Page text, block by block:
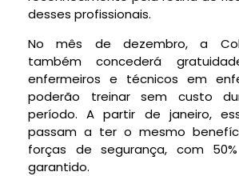
desses profissionais.
No mês de dezembro, a
também concederá
enfermeiros e técnicos em
poderão treinar sem custo
período. A partir de janeiro,
passam a ter o mesmo
forças de segurança, com
garantido.